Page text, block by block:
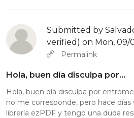
Submitted by
verified) on Mon, 09/
Permalink
Hola, buen día disculpa por…
Hola, buen día disculpa por
no me corresponde, pero hace días
librería ezPDF y tengo una duda